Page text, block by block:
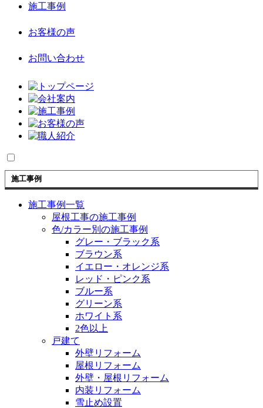
施工事例
お客様の声
お問い合わせ
施工事例
施工事例一覧
屋根工事の施工事例
色/カラー別の施工事例
グレー・ブラック系
ブラウン系
イエロー・オレンジ系
レッド・ピンク系
ブルー系
グリーン系
ホワイト系
2色以上
戸建て
外壁リフォーム
屋根リフォーム
外壁・屋根リフォーム
内装リフォーム
雪止め設置